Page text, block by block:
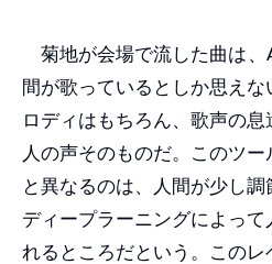
菊地が会場で流した曲は、
間が歌っているとしか思え
ロディはもちろん、歌声の
人の声そのものだ。このツ
と異なるのは、人間が少し
ディープラーニングによって
れるところだという。この